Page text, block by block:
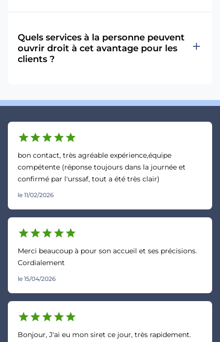
Quels services à la personne peuvent
ouvrir droit à cet avantage pour les
clients ?
add
starstarstarstarstar
bon contact, très agréable expérience,équipe
compétente (réponse toujours dans la journée et
confirmé par l'urssaf, tout a été très clair)
le 11/02/2026
starstarstarstarstar
Merci beaucoup à pour son accueil et ses précisions.
Cordialement
le 15/04/2026
starstarstarstarstar
Bonjour, J'ai eu mon siret ce jour, très rapidement.